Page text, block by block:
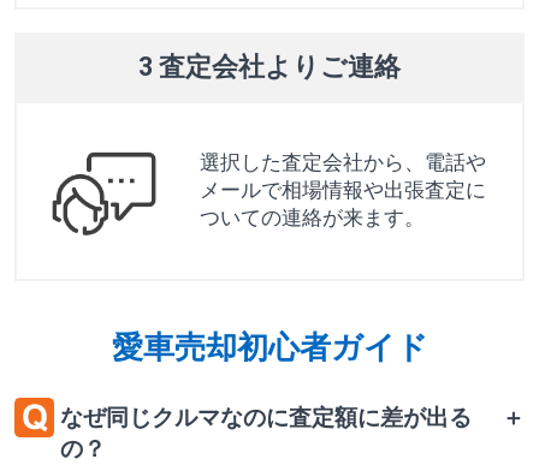
3 査定会社よりご連絡
選択した査定会社から、電話や
メールで相場情報や出張査定に
ついての連絡が来ます。
愛車売却初心者ガイド
なぜ同じクルマなのに査定額に差が出る
の？
＋